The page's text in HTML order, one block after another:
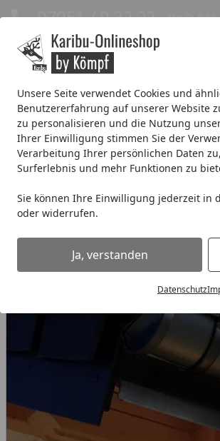
Unsere Seite verwendet Cookies und
Benutzererfahrung auf unserer Website
zu personalisieren und die Nutzung
Ihrer Einwilligung stimmen Sie der
Verarbeitung Ihrer persönlichen Daten
Surferlebnis und mehr Funktionen zu
Sie können Ihre Einwilligung jederzeit in
oder widerrufen.
Ja, verstanden
Datenschutz
Eigene Montage-Teams
07051 / 9 22 22 Mo-Fr. 8-
Systemhaus Blockbohlenhaus
Wellness % Sale %
Startseite
Metall Dachrinnenset 323MA für